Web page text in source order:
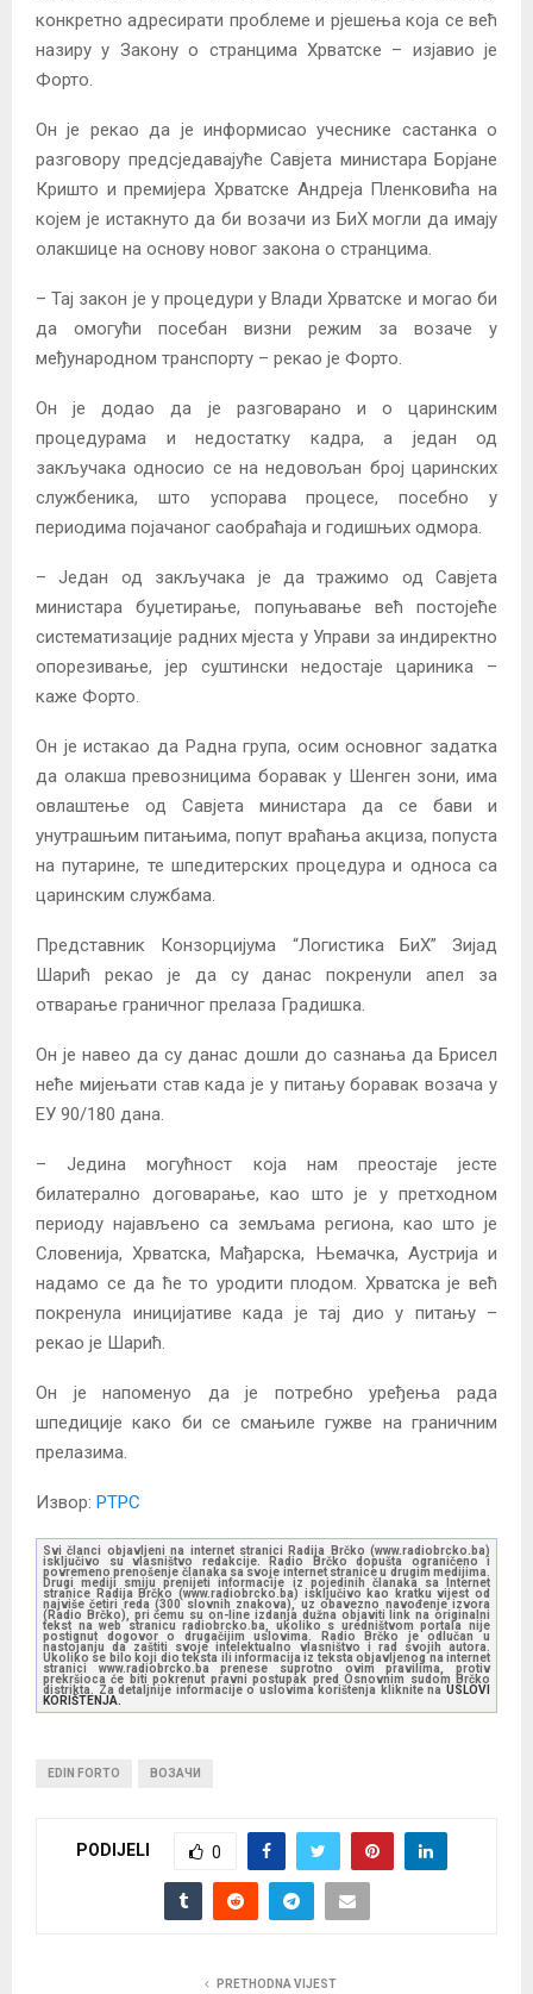
конкретно адресирати проблеме и рјешења која се већ
назиру у Закону о странцима Хрватске – изјавио је
Форто.
Он је рекао да је информисао учеснике састанка о
разговору предсједавајуће Савјета министара Борјане
Кришто и премијера Хрватске Андреја Пленковића на
којем је истакнуто да би возачи из БиХ могли да имају
олакшице на основу новог закона о странцима.
– Тај закон је у процедури у Влади Хрватске и могао би
да омогући посебан визни режим за возаче у
међународном транспорту – рекао је Форто.
Он је додао да је разговарано и о царинским
процедурама и недостатку кадра, а један од
закључака односио се на недовољан број царинских
службеника, што успорава процесе, посебно у
периодима појачаног саобраћаја и годишњих одмора.
– Један од закључака је да тражимо од Савјета
министара буџетирање, попуњавање већ постојеће
систематизације радних мјеста у Управи за индиректно
опорезивање, јер суштински недостаје цариника –
каже Форто.
Он је истакао да Радна група, осим основног задатка
да олакша превозницима боравак у Шенген зони, има
овлаштење од Савјета министара да се бави и
унутрашњим питањима, попут враћања акциза, попуста
на путарине, те шпедитерских процедура и односа са
царинским службама.
Представник Конзорцијума “Логистика БиХ” Зијад
Шарић рекао је да су данас покренули апел за
отварање граничног прелаза Градишка.
Он је навео да су данас дошли до сазнања да Брисел
неће мијењати став када је у питању боравак возача у
ЕУ 90/180 дана.
– Једина могућност која нам преостаје јесте
билатерално договарање, као што је у претходном
периоду најављено са земљама региона, као што је
Словенија, Хрватска, Мађарска, Њемачка, Аустрија и
надамо се да ће то уродити плодом. Хрватска је већ
покренула иницијативе када је тај дио у питању –
рекао је Шарић.
Он је напоменуо да је потребно уређења рада
шпедиције како би се смањиле гужве на граничним
прелазима.
Извор: РТРС
Svi članci objavljeni na internet stranici Radija Brčko (www.radiobrcko.ba)
isključivo su vlasništvo redakcije. Radio Brčko dopušta ograničeno i
povremeno prenošenje članaka sa svoje internet stranice u drugim medijima.
Drugi mediji smiju prenijeti informacije iz pojedinih članaka sa Internet
stranice Radija Brčko (www.radiobrcko.ba) isključivo kao kratku vijest od
najviše četiri reda (300 slovnih znakova), uz obavezno navođenje izvora
(Radio Brčko), pri čemu su on-line izdanja dužna objaviti link na originalni
tekst na web stranicu radiobrcko.ba, ukoliko s uredništvom portala nije
postignut dogovor o drugačijim uslovima. Radio Brčko je odlučan u
nastojanju da zaštiti svoje intelektualno vlasništvo i rad svojih autora.
Ukoliko se bilo koji dio teksta ili informacija iz teksta objavljenog na internet
stranici www.radiobrcko.ba prenese suprotno ovim pravilima, protiv
prekršioca će biti pokrenut pravni postupak pred Osnovnim sudom Brčko
distrikta. Za detaljnije informacije o uslovima korištenja kliknite na USLOVI
KORIŠTENJA.
EDIN FORTO ВОЗАЧИ
PODIJELI 0
PRETHODNA VIJEST